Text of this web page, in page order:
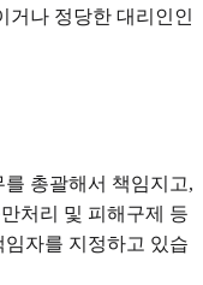
나 정당한 대리인인
총괄해서 책임지고,
처리 및 피해구제 등
자를 지정하고 있습